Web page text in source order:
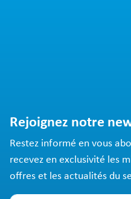
Rejoignez notre
Restez informé en vous
recevez en exclusivité les
offres et les actualités du